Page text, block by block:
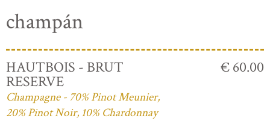
champán
HAUTBOIS - BRUT
RESERVE
Champagne - 70% Pinot Meunier,
20% Pinot Noir, 10% Chardonnay
€ 60.00